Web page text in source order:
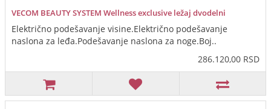
VECOM BEAUTY SYSTEM Wellness exclusive ležaj dvodelni
Električno podešavanje visine.Električno podešavanje
naslona za leđa.Podešavanje naslona za noge.Boj..
286.120,00 RSD